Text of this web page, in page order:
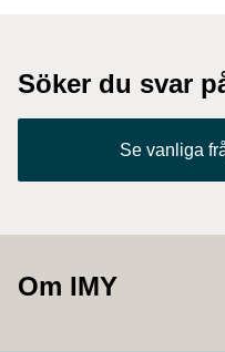
Söker du svar
Se vanliga
Om IMY